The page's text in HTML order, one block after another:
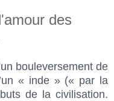
des
bouleversement de
« inde » (« par la
de la civilisation.